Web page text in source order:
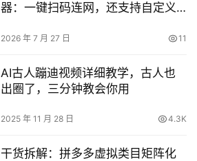
器：一键扫码连网，还支持自定义
2026 年 7 月 27 日 11
AI古人蹦迪视频详细教学，古人也
出圈了，三分钟教会你用
2025 年 11 月 28 日 4.3K
干货拆解：拼多多虚拟类目矩阵化